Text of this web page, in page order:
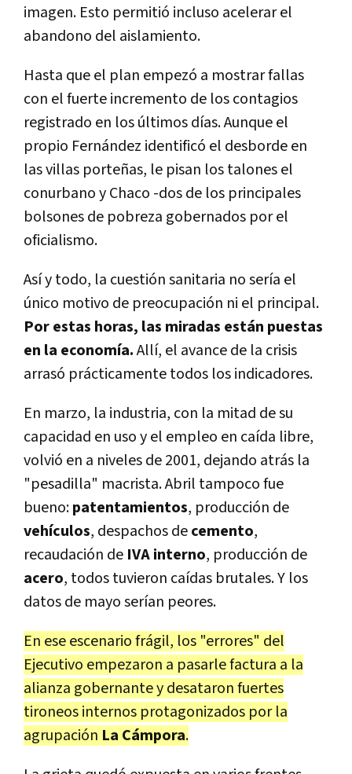
imagen. Esto permitió incluso acelerar el
abandono del aislamiento.
Hasta que el plan empezó a mostrar fallas
con el fuerte incremento de los contagios
registrado en los últimos días. Aunque el
propio Fernández identificó el desborde en
las villas porteñas, le pisan los talones el
conurbano y Chaco -dos de los principales
bolsones de pobreza gobernados por el
oficialismo.
Así y todo, la cuestión sanitaria no sería el
único motivo de preocupación ni el principal.
Por estas horas, las miradas están puestas
en la economía.Allí, el avance de la crisis
arrasó prácticamente todos los indicadores.
En marzo, la industria, con la mitad de su
capacidad en uso y el empleo en caída libre,
volvió en a niveles de 2001, dejando atrás la
"pesadilla" macrista. Abril tampoco fue
bueno:patentamientos, producción de
vehículos, despachos decemento,
recaudación de IVA interno, producción de
acero, todos tuvieron caídas brutales. Y los
datos de mayo serían peores.
En ese escenario frágil, los "errores" del
Ejecutivo empezaron a pasarle factura a la
alianza gobernante y desataron fuertes
tironeos internos protagonizados por la
agrupación La Cámpora.